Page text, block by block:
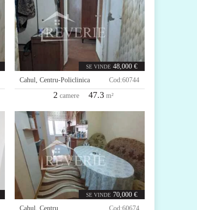
SE VINDE 48,000 €
Cahul,Centru-Policlinica Cod:60744
2 camere 47.3 m²
SE VINDE 70,000 €
Cahul,Centru Cod:60674